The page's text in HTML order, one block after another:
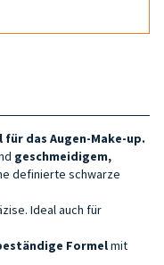
das Augen-Make-up.
geschmeidigem,
definierte schwarze
Ideal auch für
Formelmit